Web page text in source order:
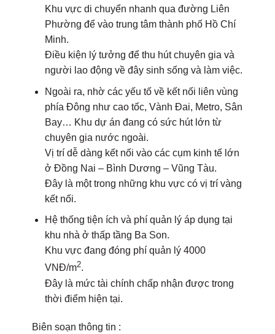
Khu vực di chuyển nhanh qua đường Liên
Phường để vào trung tâm thành phố Hồ Chí
Minh.
Điều kiện lý tưởng để thu hút chuyên gia và
người lao động về đây sinh sống và làm việc.
Ngoài ra, nhờ các yếu tố về kết nối liên vùng
phía Đông như cao tốc, Vành Đai, Metro, Sân
Bay… Khu dự án đang có sức hút lớn từ
chuyên gia nước ngoài.
Vị trí dễ dàng kết nối vào các cụm kinh tế lớn
ở Đồng Nai – Bình Dương – Vũng Tàu.
Đây là một trong những khu vực có vị trí vàng
kết nối.
Hệ thống tiện ích và phí quản lý áp dụng tại
khu nhà ở thấp tầng Ba Son.
Khu vực đang đóng phí quản lý 4000
VNĐ/m2.
Đây là mức tài chính chấp nhận được trong
thời điểm hiện tại.
Biên soạn thông tin :